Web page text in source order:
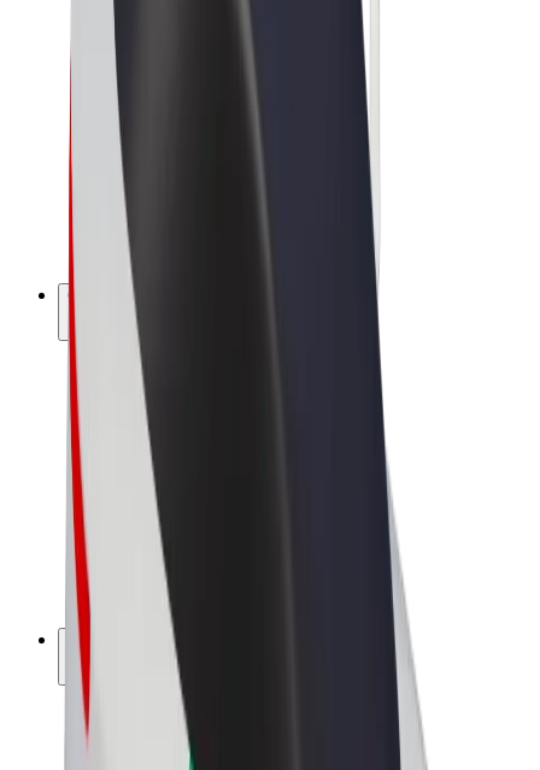
Trotinetes
Bolt Market
Bolt Food
Bolt Drive
Bolt for Business
Bicicletas
Bolt Plus
Ganhe com a Bolt
Motoristas
Ganhos de motorista
Estafetas
Ganhos de estafeta
Comerciantes Bolt Food
Franchises
Empresa
Sobre a Bolt